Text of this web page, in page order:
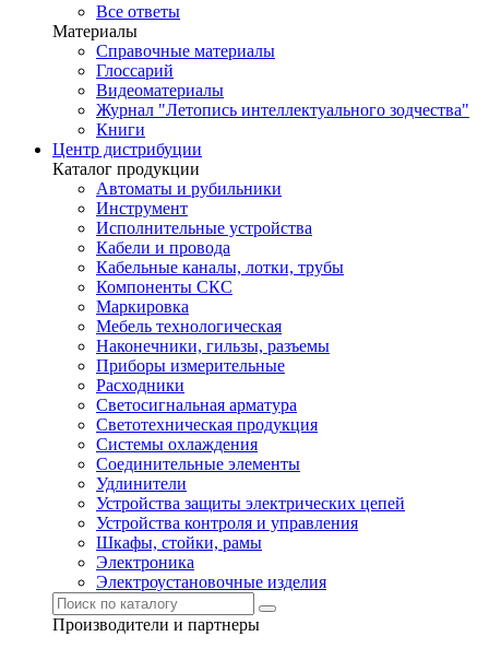
Все ответы
Материалы
Справочные материалы
Глоссарий
Видеоматериалы
Журнал "Летопись интеллектуального зодчества"
Книги
Центр дистрибуции
Каталог продукции
Автоматы и рубильники
Инструмент
Исполнительные устройства
Кабели и провода
Кабельные каналы, лотки, трубы
Компоненты СКС
Маркировка
Мебель технологическая
Наконечники, гильзы, разъемы
Приборы измерительные
Расходники
Светосигнальная арматура
Светотехническая продукция
Системы охлаждения
Соединительные элементы
Удлинители
Устройства защиты электрических цепей
Устройства контроля и управления
Шкафы, стойки, рамы
Электроника
Электроустановочные изделия
Производители и партнеры